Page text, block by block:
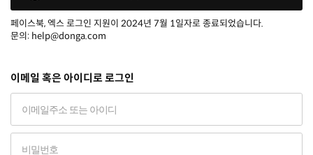
페이스북, 엑스 로그인 지원이 2024년 7월 1일자로 종료되었습니다.
문의: help@donga.com
이메일 혹은 아이디로 로그인